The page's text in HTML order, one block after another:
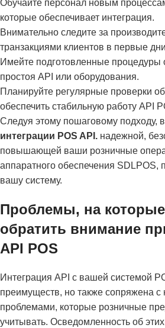
Обучайте персонал новым
которые обеспечивает интеграция.
Внимательно следите за
транзакциями клиентов в первые
Имейте подготовленные процедуры
простоя API или оборудования.
Планируйте регулярные проверки
обеспечить стабильную работу API
Следуя этому пошаговому подходу,
интеграции POS API. надежной,
повышающей ваши розничные
аппаратного обеспечения
вашу систему.
Проблемы, на которые
обратить внимание
API POS
Интеграция API с вашей системой
преимуществ, но также сопряжена с
проблемами, которые розничные
учитывать. Осведомленность об